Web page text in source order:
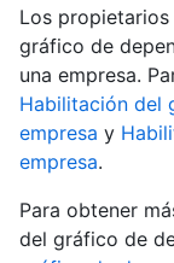
Los
gráfico de
una empresa.
Habilitación del
empresa y
empresa.
Para obtener
del gráfico de